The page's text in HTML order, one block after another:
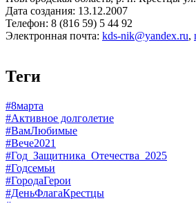
Дата создания: 13.12.2007
Телефон: 8 (816 59) 5 44 92
Электронная почта: kds-nik@yandex.ru,
Теги
#8марта
#Активное долголетие
#ВамЛюбимые
#Вече2021
#Год_Защитника_Отечества_2025
#Годсемьи
#ГородаГерои
#ДеньФлагаКрестцы